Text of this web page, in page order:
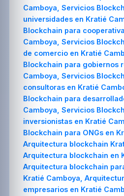
Camboya, Servicios
universidades en Kratié
Blockchain para
Camboya, Servicios
de comercio en Kratié
Blockchain para gobiernos
Camboya, Servicios
consultoras en Kratié
Blockchain para
Camboya, Servicios
inversionistas en Kratié
Blockchain para ONGs en
Arquitectura blockchain
Arquitectura blockchain en
Arquitectura blockchain
Kratié Camboya,
empresarios en Kratié